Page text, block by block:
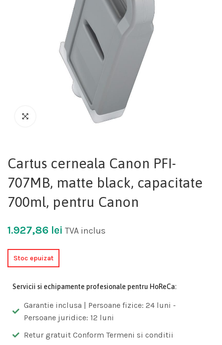
Cartus cerneala Canon PFI-
707MB, matte black, capacitate
700ml, pentru Canon
1.927,86 lei TVA inclus
Stoc epuizat
Servicii si echipamente profesionale pentru HoReCa:
Garantie inclusa | Persoane fizice: 24 luni -
Persoane juridice: 12 luni
Retur gratuit Conform Termeni si conditii